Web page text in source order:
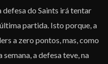
do Saints irá tentar
partida. Isto porque, a
a zero pontos, mas, como
semana, a defesa teve, na